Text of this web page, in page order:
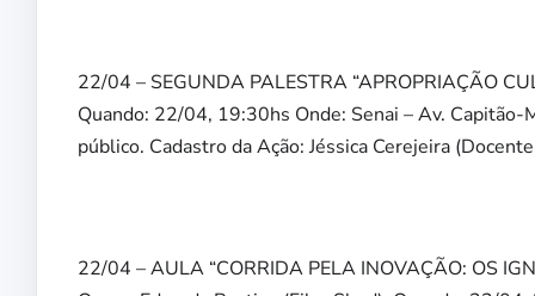
22/04 – SEGUNDA PALESTRA “APROPRIAÇÃO
Quando: 22/04, 19:30hs Onde: Senai – Av.
público. Cadastro da Ação: Jéssica Cerejeira
22/04 – AULA “CORRIDA PELA INOVAÇÃO: OS